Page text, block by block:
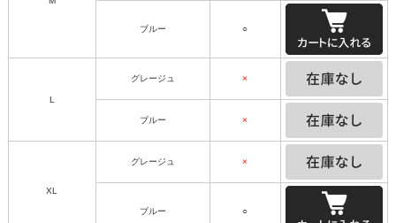
ブルー ○
L
グレージュ ×
ブルー ×
XL
グレージュ ×
ブルー ○